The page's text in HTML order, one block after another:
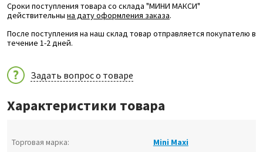
Сроки поступления товара со склада "МИНИ МАКСИ"
действительны на дату оформления заказа.
После поступления на наш склад товар отправляется покупателю в
течение 1-2 дней.
Задать вопрос о товаре
Характеристики товара
Торговая марка:
Mini Maxi